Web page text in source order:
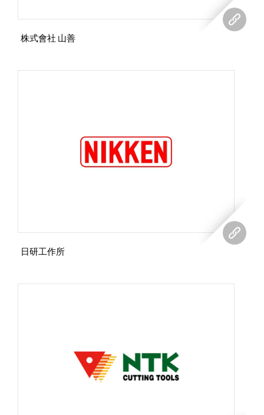
株式會社 山善
日研工作所